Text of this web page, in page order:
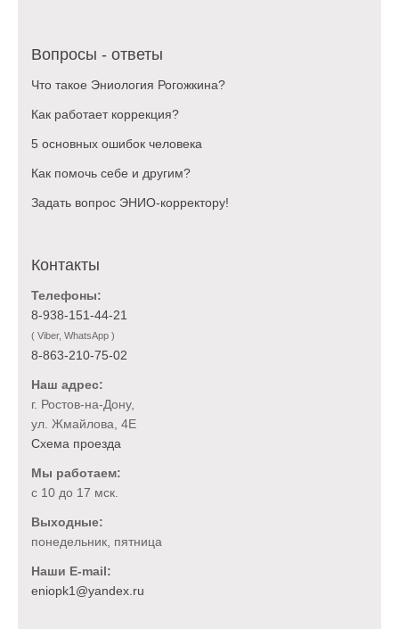
Вопросы - ответы
Что такое Эниология Рогожкина?
Как работает коррекция?
5 основных ошибок человека
Как помочь себе и другим?
Задать вопрос ЭНИО-корректору!
Контакты
Телефоны:
8-938-151-44-21
( Viber, WhatsApp )
8-863-210-75-02
Наш адрес:
г. Ростов-на-Дону,
ул. Жмайлова, 4Е
Схема проезда
Мы работаем:
с 10 до 17 мск.
Выходные:
понедельник, пятница
Наши E-mail: